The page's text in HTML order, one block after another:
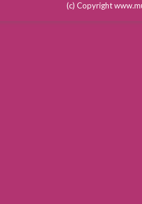
(c) Copyright